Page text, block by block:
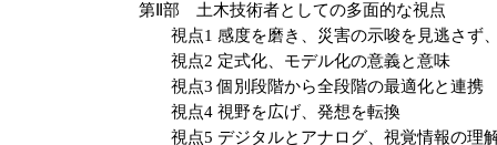
第Ⅱ部 土木技術者としての多面的な視点
視点1 感度を磨き、災害の示唆を見逃さず
視点2 定式化、モデル化の意義と意味
視点3 個別段階から全段階の最適化と連携
視点4 視野を広げ、発想を転換
視点5 デジタルとアナログ、視覚情報の理